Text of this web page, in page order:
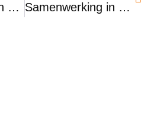
Samenwerking in het Zonnetje: Vers en Vrij en House of Lords Samenwerking in het Zonnetje: Vers en Vrij en De Vegetarische Toko